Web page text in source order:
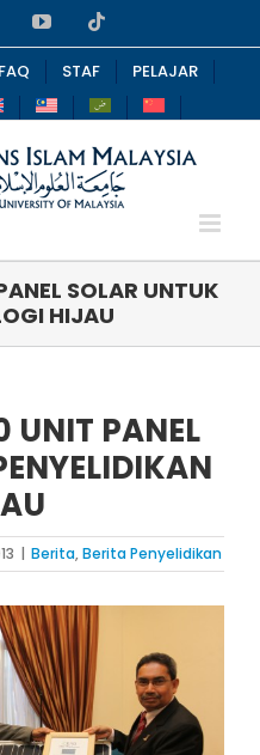
YouTube
STAF
PELAJAR
SOLAR UNTUK
HIJAU
UNIT PANEL
| Berita,Berita Penyelidikan